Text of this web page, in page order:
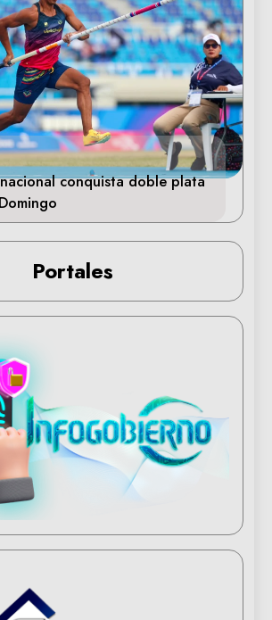
conquista doble plata
Portales